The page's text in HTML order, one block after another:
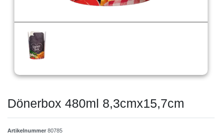
Dönerbox 480ml 8,3cmx15,7cm
Artikelnummer 80785